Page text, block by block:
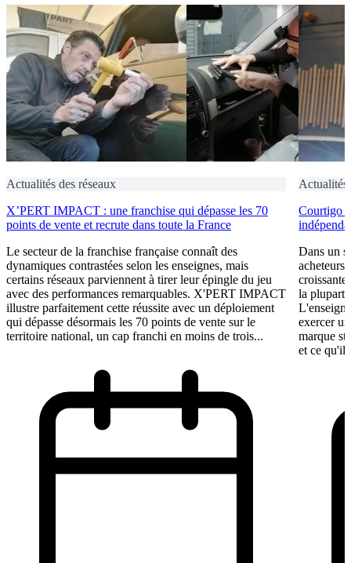
Actualités des réseaux
X’PERT IMPACT : une franchise qui dépasse les 70
points de vente et recrute dans toute la France
Le secteur de la franchise française connaît des
dynamiques contrastées selon les enseignes, mais
certains réseaux parviennent à tirer leur épingle du jeu
avec des performances remarquables. X'PERT IMPACT
illustre parfaitement cette réussite avec un déploiement
qui dépasse désormais les 70 points de vente sur le
territoire national, un cap franchi en moins de trois...
Actualités
Courtigo :
Dans un
acheteurs
la plupart
exercer
marque
et ce qu'il